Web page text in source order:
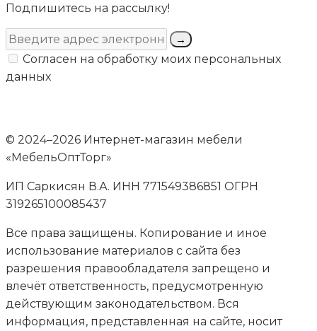
Подпишитесь на рассылку!
→
Согласен на обработку моих персональных
данных
© 2024–2026 Интернет-магазин мебели
«МебельОптТорг»
ИП Саркисян В.А. ИНН 771549386851 ОГРН
319265100085437
Все права защищены. Копирование и иное
использование материалов с сайта без
разрешения правообладателя запрещено и
влечёт ответственность, предусмотренную
действующим законодательством. Вся
информация, представленная на сайте, носит